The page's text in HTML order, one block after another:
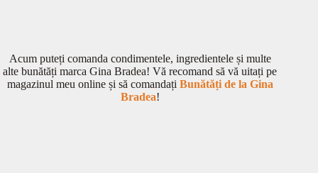
Acum puteți comanda condimentele, ingredientele și multe
alte bunătăți marca Gina Bradea! Vă recomand să vă uitați pe
magazinul meu online și să comandați Bunătăți de la Gina
Bradea!